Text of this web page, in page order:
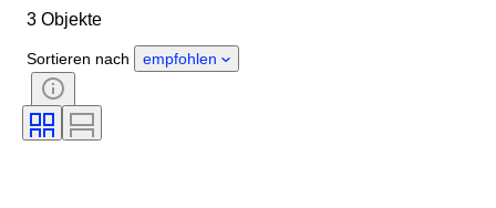
Herkunftsland
Geschlecht
Zustand
Epoche
Muster
Accessoires enthalten
3 Objekte
Sortieren nach empfohlen